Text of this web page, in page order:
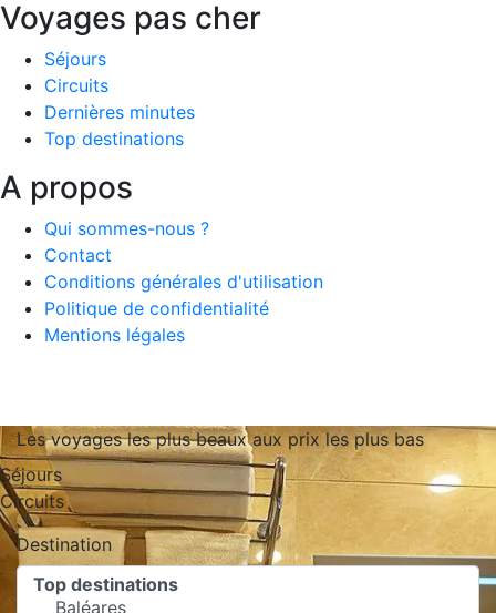
Voyages pas cher
Séjours
Circuits
Dernières minutes
Top destinations
A propos
Qui sommes-nous ?
Contact
Conditions générales d'utilisation
Politique de confidentialité
Mentions légales
Les voyages les plus beaux aux prix les plus bas
Séjours
Circuits
Destination